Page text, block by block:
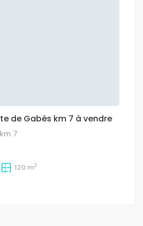
de Gabès km 7 à vendre
7
120 m2